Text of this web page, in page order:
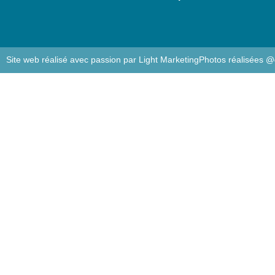
Site web réalisé avec passion par Light MarketingPhotos réalisées